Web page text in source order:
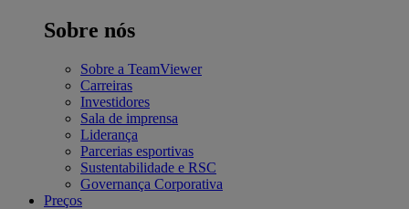
Sobre nós
Sobre a TeamViewer
Carreiras
Investidores
Sala de imprensa
Liderança
Parcerias esportivas
Sustentabilidade e RSC
Governança Corporativa
Preços